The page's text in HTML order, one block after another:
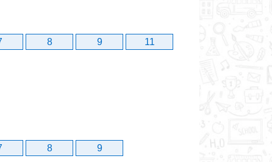
8 9
11
8 9